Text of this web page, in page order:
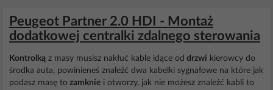
Peugeot Partner 2.0 HDI - Montaż
dodatkowej centralki zdalnego sterowania
Kontrolką z masy musisz nakłuć kable idące od drzwi kierowcy do
środka auta, powinieneś znaleźć dwa kabelki sygnałowe na które jak
podasz masę to zamknie i otworzy, jak nie możesz znaleźć kabli to